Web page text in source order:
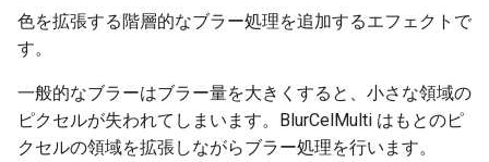
スタンドアロン版のライセン
ネットワークライセンス版の
ライセンス取得方法
Group 1 〜 4
Blur Amount
色を拡張する階層的なブラー処理を追加するエフェクトで
す。
一般的なブラーはブラー量を大きくすると、小さな領域の
ピクセルが失われてしまいます。BlurCelMulti はもとのピ
クセルの領域を拡張しながらブラー処理を行います。